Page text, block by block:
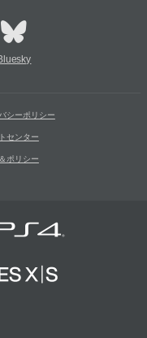
シーポリシー
センター
ポリシー